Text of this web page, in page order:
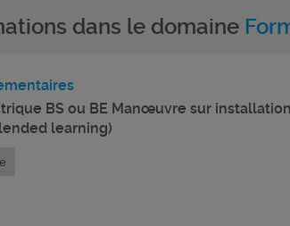
dans le domaine
BS ou BE Manœuvre sur
learning)